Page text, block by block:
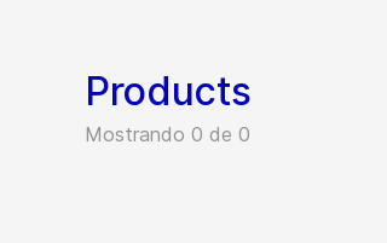
Products
Mostrando 0 de 0